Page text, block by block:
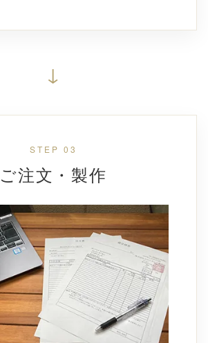
↓
STEP 03
ご注文・製作